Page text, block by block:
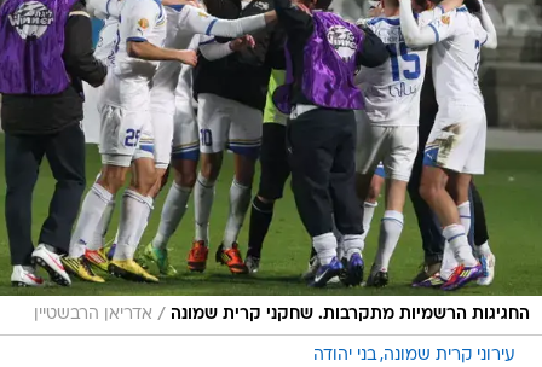
החגיגות הרשמיות מתקרבות. שחקני קרית שמונה / אדריאן הרבשטיין
עירוני קרית שמונה בני יהודה